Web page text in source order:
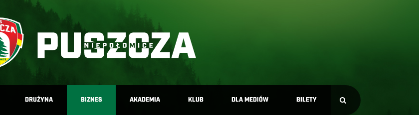
DRUŻYNA BIZNES AKADEMIA KLUB DLA MEDIÓW BILETY